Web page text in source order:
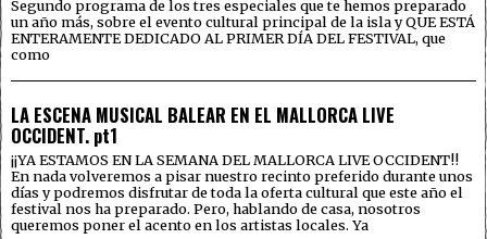
Segundo programa de los tres especiales que te hemos preparado
un año más, sobre el evento cultural principal de la isla y QUE ESTÁ
ENTERAMENTE DEDICADO AL PRIMER DÍA DEL FESTIVAL, que
como
LA ESCENA MUSICAL BALEAR EN EL MALLORCA LIVE
OCCIDENT. pt1
¡¡YA ESTAMOS EN LA SEMANA DEL MALLORCA LIVE OCCIDENT!!
En nada volveremos a pisar nuestro recinto preferido durante unos
días y podremos disfrutar de toda la oferta cultural que este año el
festival nos ha preparado. Pero, hablando de casa, nosotros
queremos poner el acento en los artistas locales. Ya